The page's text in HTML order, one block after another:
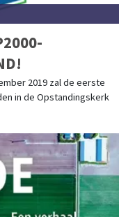
2019 zal de eerste
in de Opstandingskerk